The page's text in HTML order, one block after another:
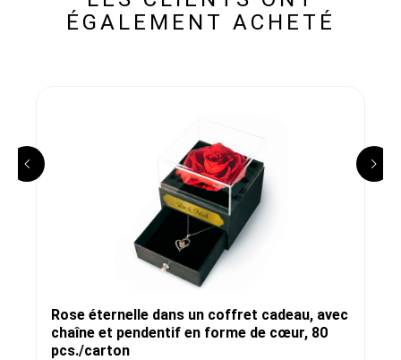
ÉGALEMENT ACHETÉ
Rose éternelle dans un coffret cadeau, avec
chaîne et pendentif en forme de cœur, 80
pcs./carton